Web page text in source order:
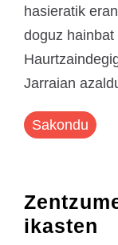
hasieratik
doguz
Jarraian
Sakondu
ikasten